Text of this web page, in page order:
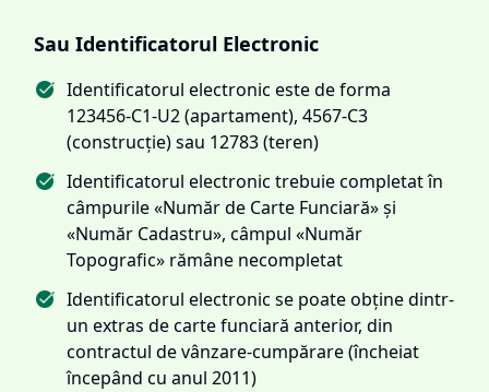
Sau Identificatorul Electronic
Identificatorul electronic este de forma
123456-C1-U2 (apartament), 4567-C3
(construcție) sau 12783 (teren)
Identificatorul electronic trebuie completat în
câmpurile «Număr de Carte Funciară» și
«Număr Cadastru», câmpul «Număr
Topografic» rămâne necompletat
Identificatorul electronic se poate obține dintr-
un extras de carte funciară anterior, din
contractul de vânzare-cumpărare (încheiat
începând cu anul 2011)